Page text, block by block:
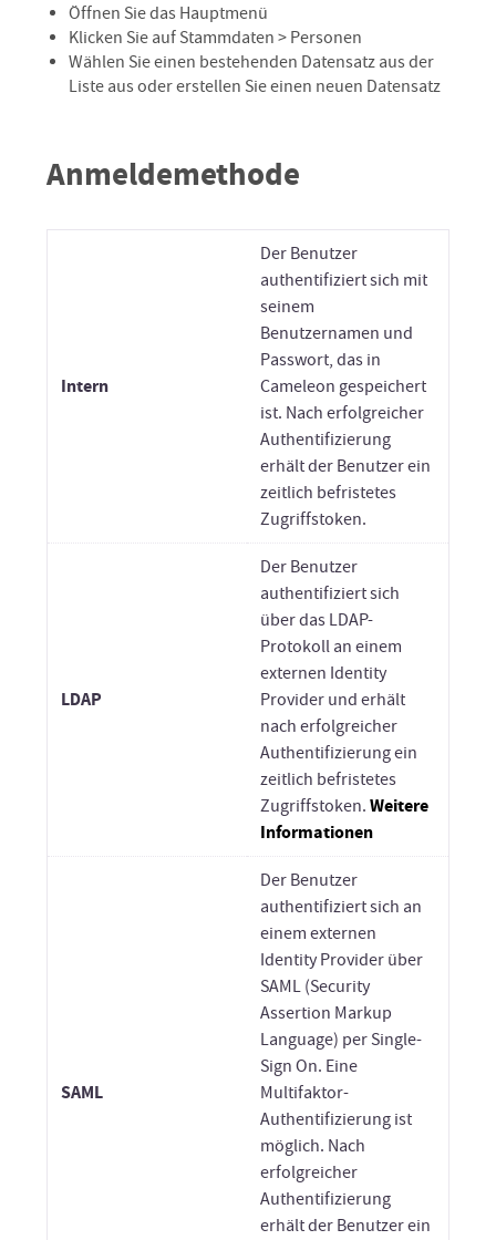
Öffnen Sie das Hauptmenü
Klicken Sie auf Stammdaten > Personen
Wählen Sie einen bestehenden Datensatz aus der
Liste aus oder erstellen Sie einen neuen Datensatz
Anmeldemethode
Intern
Der Benutzer
authentifiziert sich mit
seinem
Benutzernamen und
Passwort, das in
Cameleon gespeichert
ist. Nach erfolgreicher
Authentifizierung
erhält der Benutzer ein
zeitlich befristetes
Zugriffstoken.
LDAP
Der Benutzer
authentifiziert sich
über das LDAP-
Protokoll an einem
externen Identity
Provider und erhält
nach erfolgreicher
Authentifizierung ein
zeitlich befristetes
Zugriffstoken. Weitere
Informationen
SAML
Der Benutzer
authentifiziert sich an
einem externen
Identity Provider über
SAML (Security
Assertion Markup
Language) per Single-
Sign On. Eine
Multifaktor-
Authentifizierung ist
möglich. Nach
erfolgreicher
Authentifizierung
erhält der Benutzer ein